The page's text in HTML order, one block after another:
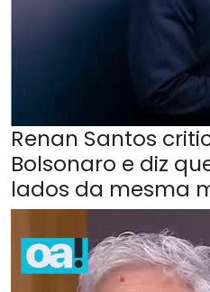
Renan Santos
Bolsonaro e diz
lados da mesma